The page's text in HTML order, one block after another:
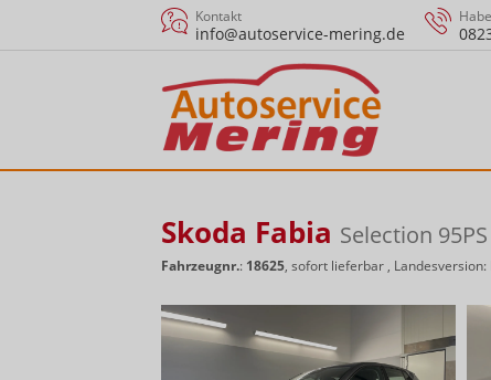
Kontakt
info@autoservice-mering.de
Skoda Fabia Selection
Fahrzeugnr.: 18625, sofort lieferbar , Landesversion: